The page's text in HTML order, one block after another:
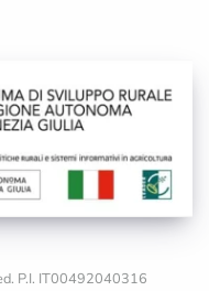
P.I. IT00492040316